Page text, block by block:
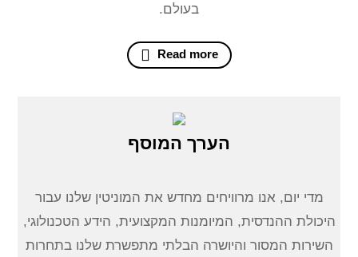
בעולם.
Read more
הערך המוסף
מדי יום, אנו מרוויחים מחדש את המוניטין שלנו עבור
היכולת ההנדסית, המיומנות המקצועית, הידע הטכנולוגי,
השירות המסור והיושרה הבלתי מתפשרת שלנו בתחרות